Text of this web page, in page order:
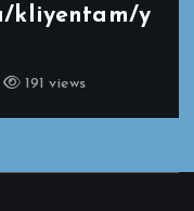
kliyentam/y
191 views